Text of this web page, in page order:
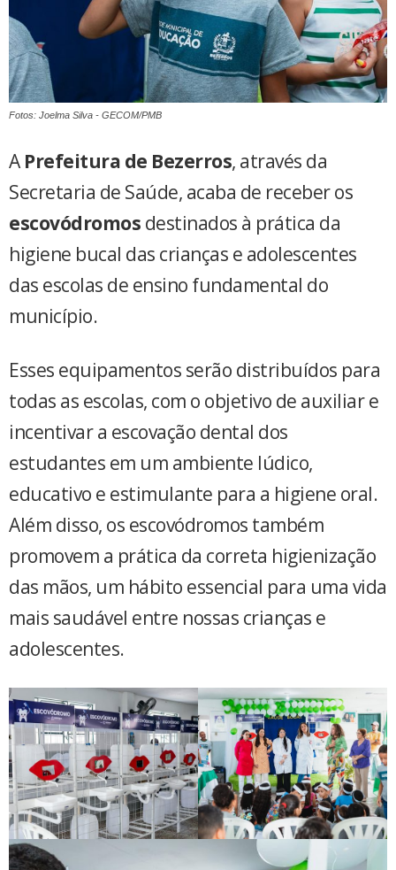
Fotos: Joelma Silva - GECOM/PMB
A Prefeitura de Bezerros, através da
Secretaria de Saúde, acaba de receber os
escovódromos destinados à prática da
higiene bucal das crianças e adolescentes
das escolas de ensino fundamental do
município.
Esses equipamentos serão distribuídos para
todas as escolas, com o objetivo de auxiliar e
incentivar a escovação dental dos
estudantes em um ambiente lúdico,
educativo e estimulante para a higiene oral.
Além disso, os escovódromos também
promovem a prática da correta higienização
das mãos, um hábito essencial para uma vida
mais saudável entre nossas crianças e
adolescentes.